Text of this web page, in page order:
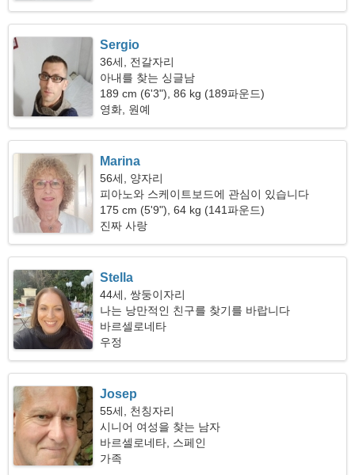
Sergio
36세, 전갈자리
아내를 찾는 싱글남
189 cm (6'3"), 86 kg (189파운드)
영화, 원예
Marina
56세, 양자리
피아노와 스케이트보드에 관심이 있습니다
175 cm (5'9"), 64 kg (141파운드)
진짜 사랑
Stella
44세, 쌍둥이자리
나는 낭만적인 친구를 찾기를 바랍니다
바르셀로네타
우정
Josep
55세, 천칭자리
시니어 여성을 찾는 남자
바르셀로네타, 스페인
가족